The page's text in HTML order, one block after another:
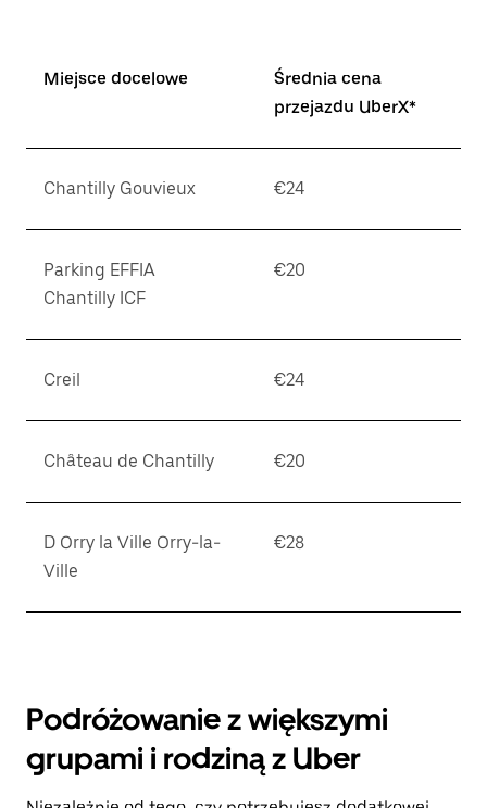
Miejsce docelowe
Średnia cena
przejazdu UberX*
Chantilly Gouvieux €24
Parking EFFIA
Chantilly ICF
€20
Creil €24
Château de Chantilly €20
D Orry la Ville Orry-la-
Ville
€28
Podróżowanie z większymi
grupami i rodziną z Uber